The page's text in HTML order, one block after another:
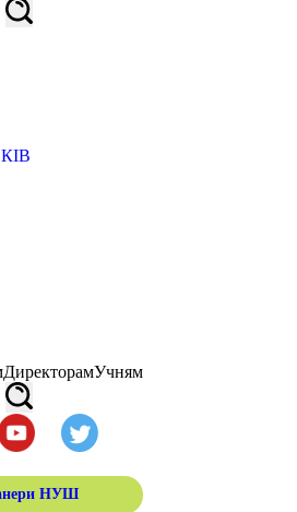
ДиректорамУчням
НУШ